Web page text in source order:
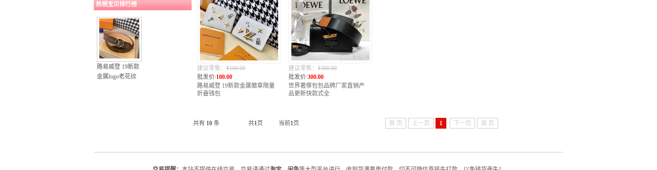
热销宝贝排行榜
路易威登 19新款
金属logo老花纹
建议零售： ¥100.00
批发价:100.00
路易威登 19新款金属徽章限量
折叠钱包
建议零售： ¥300.00
批发价:300.00
世界著偧包包品牌厂家直销产
品更新快款式全
共有 10 条 共1页 当前1页 首 页 上一页 1 下一页 尾 页